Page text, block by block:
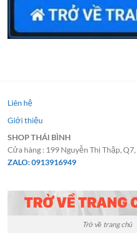
Liên hệ
Giới thiệu
SHOP THÁI BÌNH
Cửa hàng : 199 Nguyễn Thị Thập,
ZALO: 0913916949
Trở về trang chủ